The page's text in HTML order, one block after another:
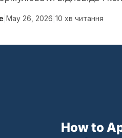
May 26, 2026 10 хв читання